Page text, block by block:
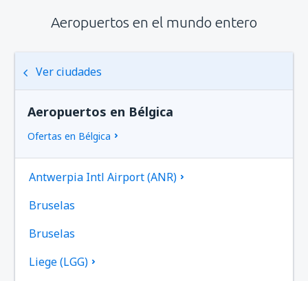
Aeropuertos en el mundo entero
Ver ciudades
Aeropuertos en Bélgica
Ofertas en Bélgica
Antwerpia Intl Airport (ANR)
Bruselas
Bruselas
Liege (LGG)